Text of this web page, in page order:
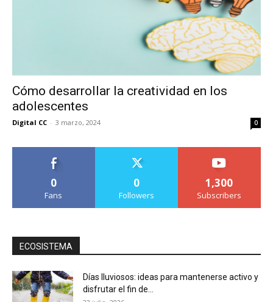
Cómo desarrollar la creatividad en los
adolescentes
Digital CC - 3 marzo, 2024 0
0
Fans
0
Followers
1,300
Subscribers
ECOSISTEMA
Días lluviosos: ideas para mantenerse activo y
disfrutar el fin de...